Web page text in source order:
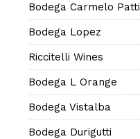
Bodega Carmelo Patti
Bodega Lopez
Riccitelli Wines
Bodega L Orange
Bodega Vistalba
Bodega Durigutti